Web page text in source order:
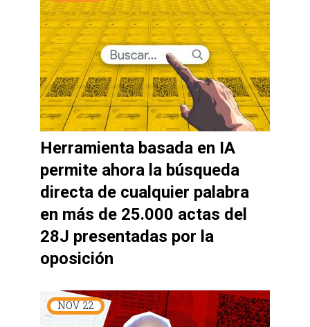
Herramienta basada en IA
permite ahora la búsqueda
directa de cualquier palabra
en más de 25.000 actas del
28J presentadas por la
oposición
NOV 22